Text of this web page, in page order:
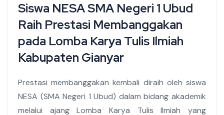
Siswa NESA SMA Negeri 1 Ubud
Raih Prestasi Membanggakan
pada Lomba Karya Tulis Ilmiah
Kabupaten Gianyar
Prestasi membanggakan kembali diraih oleh siswa
NESA (SMA Negeri 1 Ubud) dalam bidang akademik
melalui ajang Lomba Karya Tulis Ilmiah yang